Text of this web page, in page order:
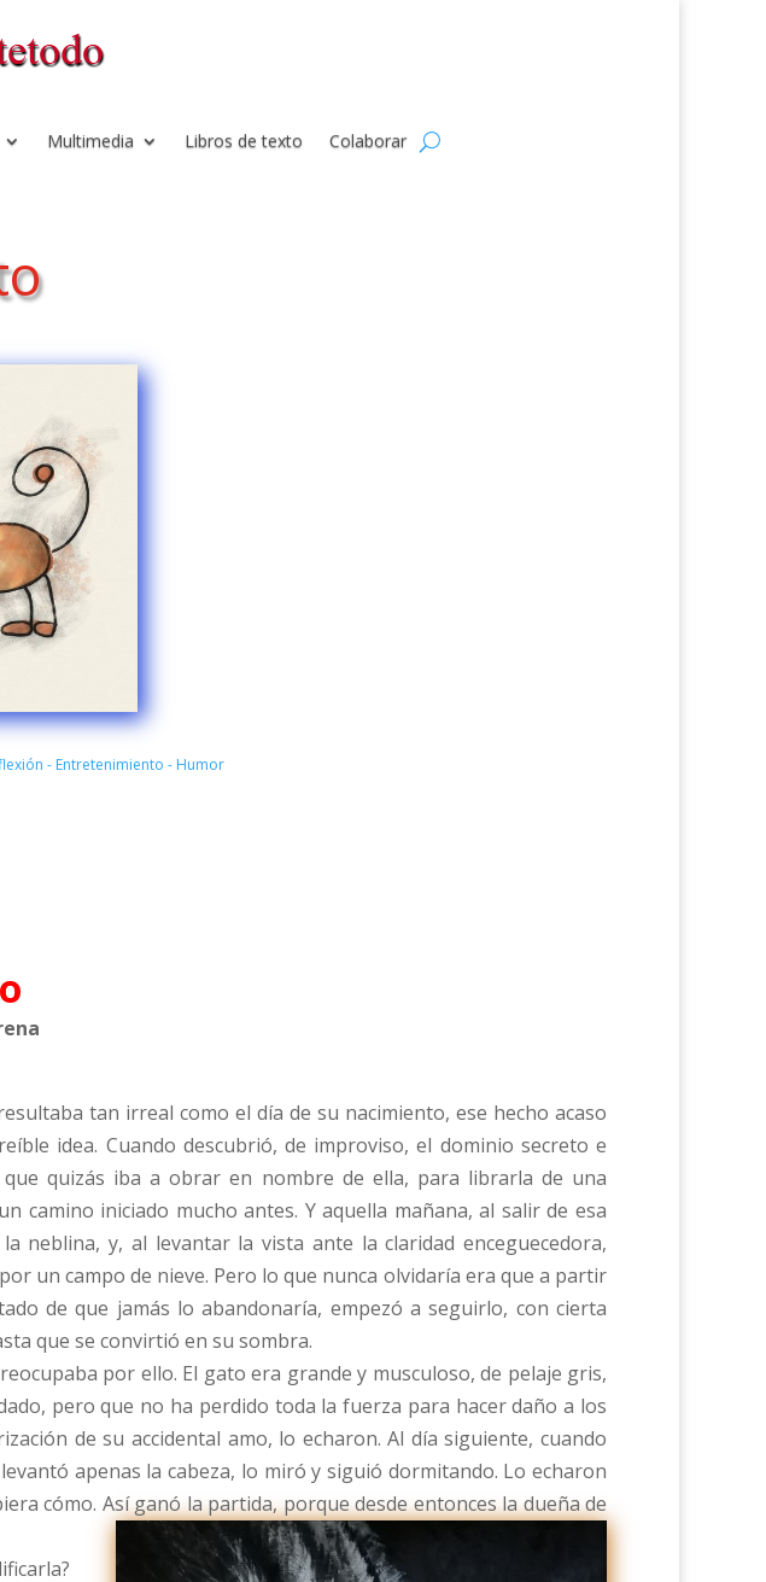
Multimedia Libros de texto Colaborar
- Entretenimiento - Humor
tan irreal como el día de su nacimiento, ese hecho acaso
idea. Cuando descubrió, de improviso, el dominio secreto e
quizás iba a obrar en nombre de ella, para librarla de una
camino iniciado mucho antes. Y aquella mañana, al salir de esa
neblina, y, al levantar la vista ante la claridad enceguecedora,
un campo de nieve. Pero lo que nunca olvidaría era que a partir
de que jamás lo abandonaría, empezó a seguirlo, con cierta
que se convirtió en su sombra.
por ello. El gato era grande y musculoso, de pelaje gris,
pero que no ha perdido toda la fuerza para hacer daño a los
de su accidental amo, lo echaron. Al día siguiente, cuando
apenas la cabeza, lo miró y siguió dormitando. Lo echaron
cómo. Así ganó la partida, porque desde entonces la dueña de